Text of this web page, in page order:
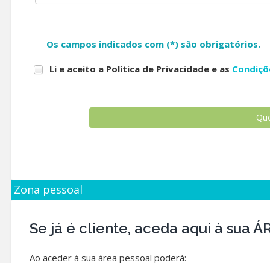
Os campos indicados com (*) são obrigatórios.
Li e aceito a Política de Privacidade e as
Zona pessoal
Se já é cliente, aceda aqui à sua
Ao aceder à sua área pessoal poderá: